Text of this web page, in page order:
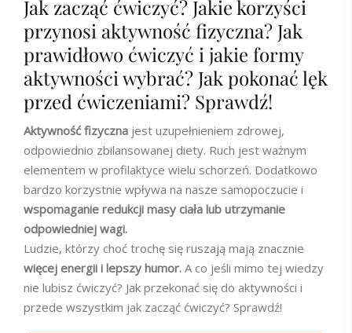
Jak zacząć ćwiczyć? Jakie korzyści
przynosi aktywność fizyczna? Jak
prawidłowo ćwiczyć i jakie formy
aktywności wybrać? Jak pokonać lęk
przed ćwiczeniami? Sprawdź!
Aktywność fizyczna jest uzupełnieniem zdrowej,
odpowiednio zbilansowanej diety. Ruch jest ważnym
elementem w profilaktyce wielu schorzeń. Dodatkowo
bardzo korzystnie wpływa na nasze samopoczucie i
wspomaganie redukcji masy ciała lub utrzymanie
odpowiedniej wagi.
Ludzie, którzy choć trochę się ruszają mają znacznie
więcej energii i lepszy humor. A co jeśli mimo tej wiedzy
nie lubisz ćwiczyć? Jak przekonać się do aktywności i
przede wszystkim jak zacząć ćwiczyć? Sprawdź!